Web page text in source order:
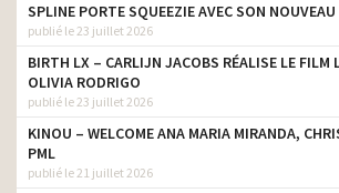
Keep Cool – Fini les
Cofidis – Les préjugés –
Londres
Amplifon réalisateur
SPLINE PORTE SQUEEZIE AVEC SON
publié le 23 juillet 2026
BIRTH LX – CARLIJN JACOBS RÉALISE LE FILM
OLIVIA RODRIGO
publié le 23 juillet 2026
KINOU – WELCOME ANA MARIA MIRANDA,
PML
publié le 21 juillet 2026